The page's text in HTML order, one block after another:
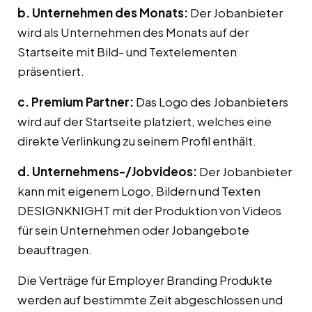
b. Unternehmen des Monats: Der Jobanbieter
wird als Unternehmen des Monats auf der
Startseite mit Bild- und Textelementen
präsentiert.
c. Premium Partner: Das Logo des Jobanbieters
wird auf der Startseite platziert, welches eine
direkte Verlinkung zu seinem Profil enthält.
d. Unternehmens-/Jobvideos: Der Jobanbieter
kann mit eigenem Logo, Bildern und Texten
DESIGNKNIGHT mit der Produktion von Videos
für sein Unternehmen oder Jobangebote
beauftragen.
Die Verträge für Employer Branding Produkte
werden auf bestimmte Zeit abgeschlossen und